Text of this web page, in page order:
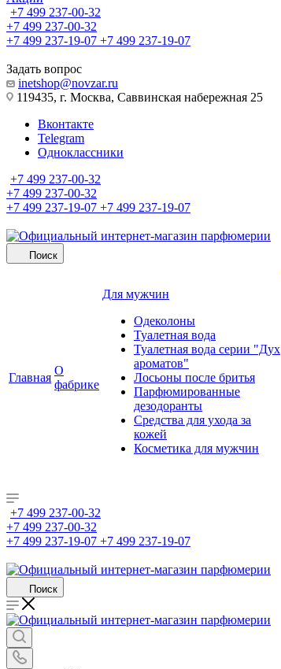
+7 499 237-00-32
+7 499 237-00-32
+7 499 237-19-07 +7 499 237-19-07
Задать вопрос
inetshop@novzar.ru
119435, г. Москва, Саввинская набережная 25
Вконтакте
Telegram
Одноклассники
+7 499 237-00-32
+7 499 237-00-32
+7 499 237-19-07 +7 499 237-19-07
Поиск
Главная
О
фабрике
Для мужчин
Одеколоны
Туалетная вода
Туалетная вода серии "Дух
ароматов"
Лосьоны после бритья
Парфюмированные
дезодоранты
Средства для ухода за
кожей
Косметика для мужчин
+7 499 237-00-32
+7 499 237-00-32
+7 499 237-19-07 +7 499 237-19-07
Поиск